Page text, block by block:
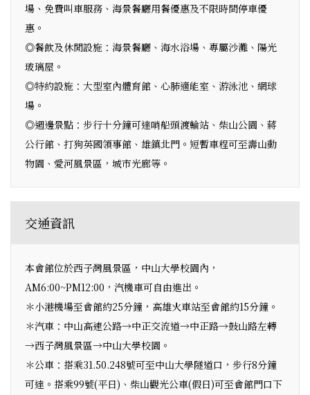
場、免費叫車服務、海景餐廳用餐優惠及不限時間停車優
惠。
◎餐飲及休閒設施：海景餐廳、海水浴場、專屬沙灘、陽光
玻璃屋。
◎特約設施：大型室內體育館、心肺適能室、游泳池、網球
場。
◎週邊景點：步行十分鐘可達哨船頭渡輪站、柴山公園、蔣
公行館、打狗英國領事館、雄鎮北門。短暫車程可至壽山動
物園、愛河風景區，城市光廊等。
交通資訊
本會館位於西子灣風景區，中山大學校園內，
AM6:00~PM12:00，汽機車可自由進出。
＊小港機場至會館約25分鐘，高雄火車站至會館約15分鐘。
＊汽車：中山高速公路→中正交流道→中正路→鼓山路左轉
→西子灣風景區→中山大學校園。
＊公車：搭乘31.50.248號可至中山大學隧道口，步行8分鐘
可達。搭乘99號(平日)、柴山觀光公車(假日)可至會館門口下